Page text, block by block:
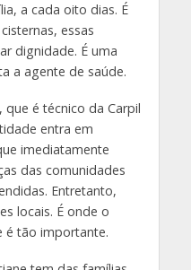
a cada oito dias. É
essas
dignidade. É uma
a agente de saúde.
que é técnico da Carpil
entra em
imediatamente
das comunidades
Entretanto,
locais. É onde o
é tão importante.